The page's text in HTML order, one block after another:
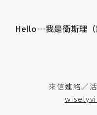
Hello…我是衛斯理（
來信連絡／